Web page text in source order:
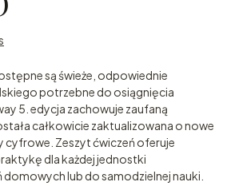
są świeże, odpowiednie
potrzebne do osiągnięcia
5. edycja zachowuje zaufaną
całkowicie zaktualizowana o nowe
cyfrowe. Zeszyt ćwiczeń oferuje
dla każdej jednostki
lub do samodzielnej nauki.